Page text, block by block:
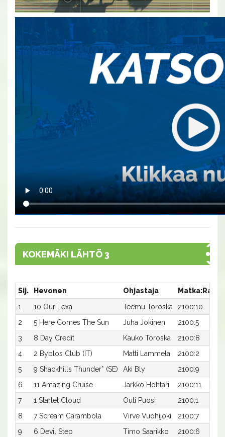
KOKEMÄKI LÄHTÖ 3
Sij. Hevonen Ohjastaja
Matka:Rata
1
10 Our Lexa Teemu Toroska
2100:10
2
5 Here Comes The Sun Juha Jokinen
2100:5
3
8 Day Credit Kauko Toroska
2100:8
4
2 Byblos Club (IT) Matti Lammela
2100:2
5
9 Shackhills Thunder* (SE) Aki Bly
2100:9
6
11 Amazing Cruise Jarkko Hohtari
2100:11
7
1 Starlet Cloud Outi Puosi
2100:1
8
7 Scream Carambola Virve Vuohijoki
2100:7
9
6 Devil Step Timo Saarikko 2100:6